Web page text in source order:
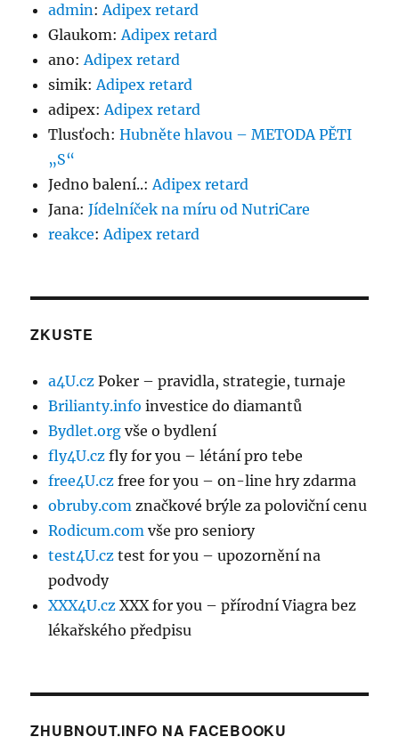
admin:Adipex retard
Glaukom:Adipex retard
ano:Adipex retard
simik:Adipex retard
adipex:Adipex retard
Tlusťoch:Hubněte hlavou – METODA PĚTI
„S“
Jedno balení..:Adipex retard
Jana:Jídelníček na míru od NutriCare
reakce:Adipex retard
ZKUSTE
a4U.cz Poker – pravidla, strategie, turnaje
Brilianty.info investice do diamantů
Bydlet.org vše o bydlení
fly4U.cz fly for you – létání pro tebe
free4U.cz free for you – on-line hry zdarma
obruby.com značkové brýle za poloviční cenu
Rodicum.com vše pro seniory
test4U.cz test for you – upozornění na
podvody
XXX4U.cz XXX for you – přírodní Viagra bez
lékařského předpisu
ZHUBNOUT.INFO NA FACEBOOKU